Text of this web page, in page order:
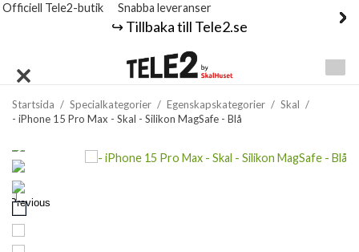
Officiell Tele2-butik Snabba leveranser
↪️ Tillbaka till Tele2.se
Startsida / Specialkategorier / Egenskapskategorier / Skal /
- iPhone 15 Pro Max - Skal - Silikon MagSafe - Blå
Previous